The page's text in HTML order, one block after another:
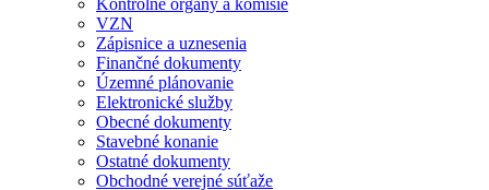
Kontrolné orgány a komisie
VZN
Zápisnice a uznesenia
Finančné dokumenty
Územné plánovanie
Elektronické služby
Obecné dokumenty
Stavebné konanie
Ostatné dokumenty
Obchodné verejné súťaže